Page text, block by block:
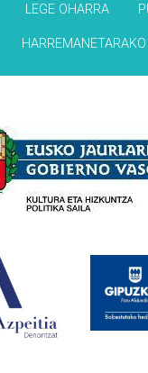
LEGE OHARRA
HARREMANETARAKO